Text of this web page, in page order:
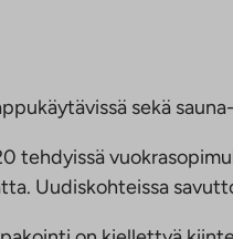
sekä
tehdyissä
Uudiskohteissa